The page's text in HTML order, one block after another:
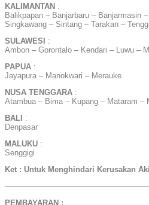
KALIMANTAN :
Balikpapan – Banjarbaru – Banjarmasin
Singkawang – Sintang – Tarakan –
SULAWESI
:
Ambon – Gorontalo – Kendari – Luwu –
PAPUA :
Jayapura – Manokwari – Merauke
NUSA TENGGARA :
Atambua – Bima – Kupang – Mataram –
BALI :
Denpasar
MALUKU :
Senggigi
Ket : Untuk Menghindari Kerusakan
PEMBAYARAN :